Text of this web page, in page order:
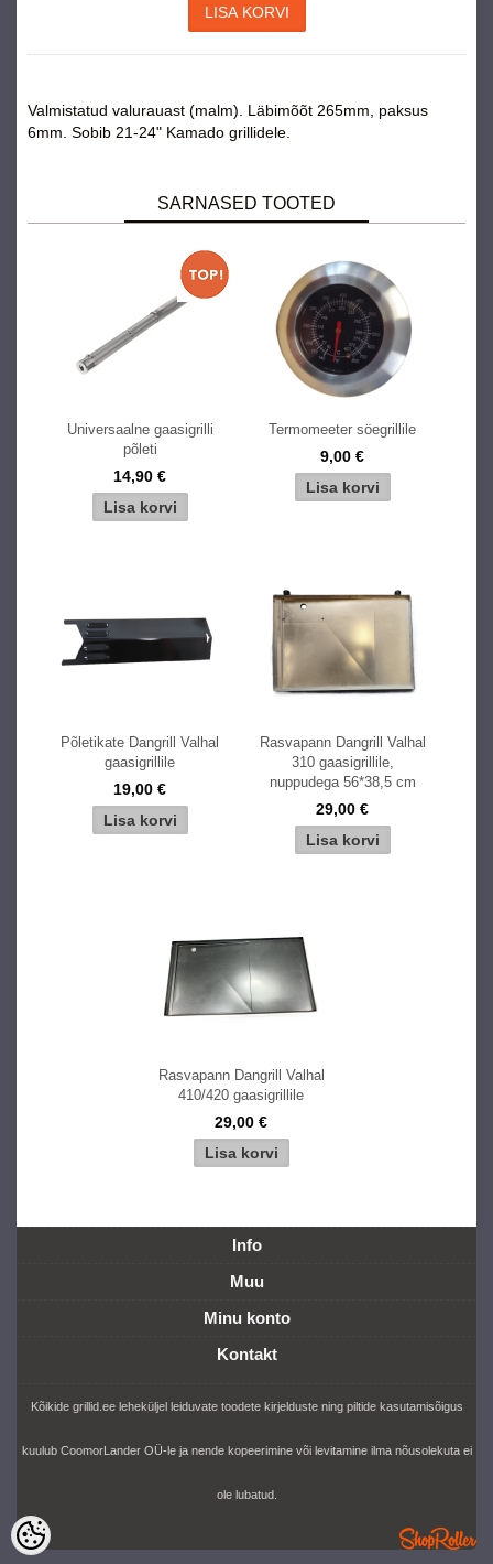
Valmistatud valurauast (malm). Läbimõõt 265mm, paksus
6mm. Sobib 21-24" Kamado grillidele.
SARNASED TOOTED
Universaalne gaasigrilli
põleti
14,90 €
Termomeeter söegrillile
9,00 €
Põletikate Dangrill Valhal
gaasigrillile
19,00 €
Rasvapann Dangrill Valhal
310 gaasigrillile,
nuppudega 56*38,5 cm
29,00 €
Rasvapann Dangrill Valhal
410/420 gaasigrillile
29,00 €
Info
Muu
Minu konto
Kontakt
Kõikide grillid.ee leheküljel leiduvate toodete kirjelduste ning piltide kasutamisõigus
kuulub CoomorLander OÜ-le ja nende kopeerimine või levitamine ilma nõusolekuta ei
ole lubatud.